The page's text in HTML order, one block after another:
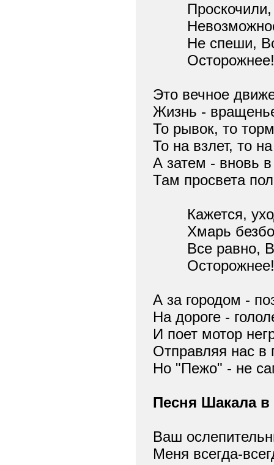
Проскочили,
Не спеши,
Осторожнее!
Это вечное
Жизнь -
То рывок, то
То на взлет, то
А затем - вновь
Там просвета
Кажется,
Хмарь
Все равно,
Осторожнее!
А за городом -
На дороге -
И поет мотор
Отправляя нас в
Но "Пежо" - не
Песня Шакала в
Ваш
Меня всегда-